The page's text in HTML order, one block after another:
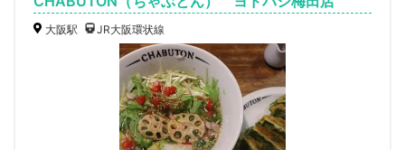
大阪駅 JR大阪環状線